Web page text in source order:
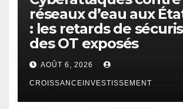
réseaux d’eau aux
: les retards de
des OT exposés
AOÛT 6, 2026
CROISSANCEINVESTISSEMENT